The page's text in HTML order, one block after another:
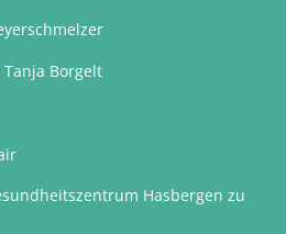
Borgelt
Hasbergen zu